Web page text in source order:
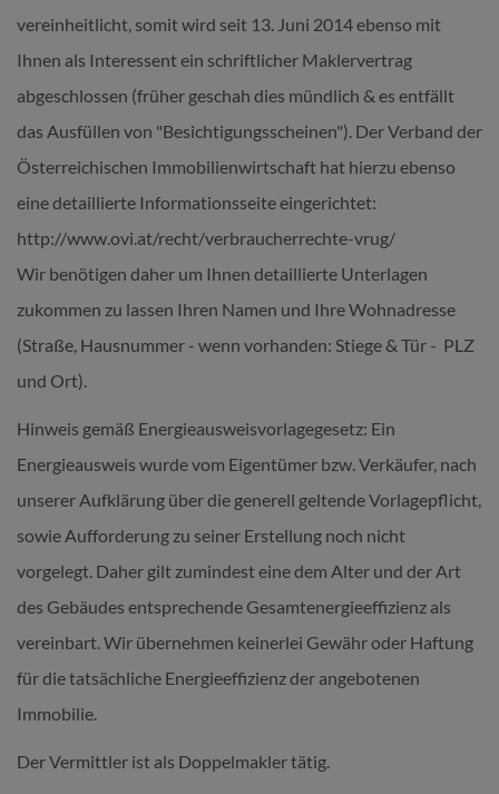
vereinheitlicht, somit wird seit 13. Juni 2014 ebenso mit
Ihnen als Interessent ein schriftlicher Maklervertrag
abgeschlossen (früher geschah dies mündlich & es entfällt
das Ausfüllen von "Besichtigungsscheinen"). Der Verband der
Österreichischen Immobilienwirtschaft hat hierzu ebenso
eine detaillierte Informationsseite eingerichtet:
http://www.ovi.at/recht/verbraucherrechte-vrug/
Wir benötigen daher um Ihnen detaillierte Unterlagen
zukommen zu lassen Ihren Namen und Ihre Wohnadresse
(Straße, Hausnummer - wenn vorhanden: Stiege & Tür - PLZ
und Ort).
Hinweis gemäß Energieausweisvorlagegesetz: Ein
Energieausweis wurde vom Eigentümer bzw. Verkäufer, nach
unserer Aufklärung über die generell geltende Vorlagepflicht,
sowie Aufforderung zu seiner Erstellung noch nicht
vorgelegt. Daher gilt zumindest eine dem Alter und der Art
des Gebäudes entsprechende Gesamtenergieeffizienz als
vereinbart. Wir übernehmen keinerlei Gewähr oder Haftung
für die tatsächliche Energieeffizienz der angebotenen
Immobilie.
Der Vermittler ist als Doppelmakler tätig.